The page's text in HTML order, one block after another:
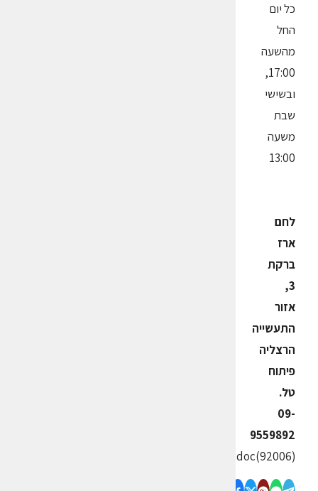
כל יום
החל
מהשעה
17:00,
ובשישי
שבת
משעה
13:00
לחם
ארז
ברקת
3,
אזור
התעשייה
הרצליה
פיתוח
טל.
09-
9559892
erez.doc(92006)